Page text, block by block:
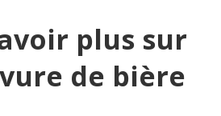
plus sur
de bière